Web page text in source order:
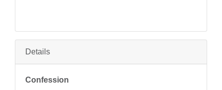
Details
Confession